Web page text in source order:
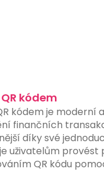
kódem
kódem je moderní
finančních
díky své
uživatelům provést
QR kódu